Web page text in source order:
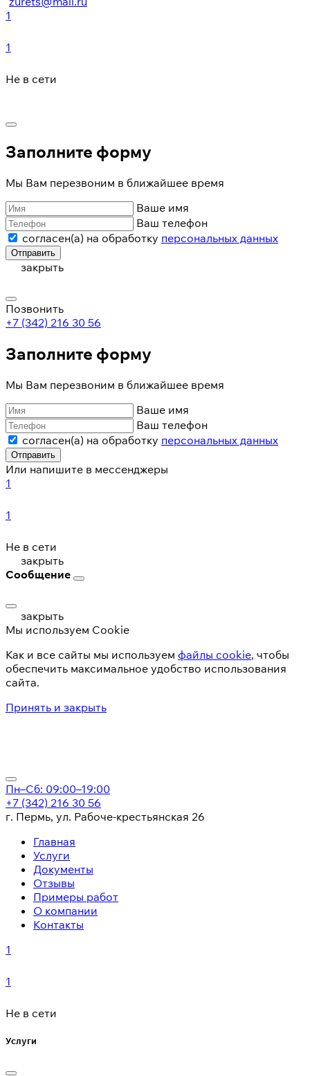
1
1
Не в сети
Заполните форму
Мы Вам перезвоним в ближайшее время
Ваше имя
Ваш телефон
согласен(а) на обработку персональных данных
Отправить
закрыть
Позвонить
+7 (342) 216 30 56
Заполните форму
Мы Вам перезвоним в ближайшее время
Ваше имя
Ваш телефон
согласен(а) на обработку персональных данных
Отправить
Или напишите в мессенджеры
1
1
Не в сети
закрыть
Сообщение
закрыть
Мы используем Cookie
Как и все сайты мы используем файлы cookie, чтобы
обеспечить максимальное удобство использования
сайта.
Принять и закрыть
Пн–Сб: 09:00–19:00
+7 (342) 216 30 56
г. Пермь, ул. Рабоче-крестьянская 26
Главная
Услуги
Документы
Отзывы
Примеры работ
О компании
Контакты
1
1
Не в сети
Услуги